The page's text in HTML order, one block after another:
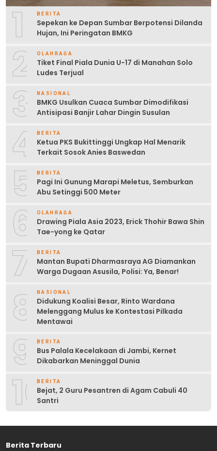
1 BERITA
Sepekan ke Depan Sumbar Berpotensi Dilanda
Hujan, Ini Peringatan BMKG
2 OLAHRAGA
Tiket Final Piala Dunia U-17 di Manahan Solo
Ludes Terjual
3 NASIONAL
BMKG Usulkan Cuaca Sumbar Dimodifikasi
Antisipasi Banjir Lahar Dingin Susulan
4 BERITA
Ketua PKS Bukittinggi Ungkap Hal Menarik
Terkait Sosok Anies Baswedan
5 BERITA
Pagi Ini Gunung Marapi Meletus, Semburkan
Abu Setinggi 500 Meter
6 OLAHRAGA
Drawing Piala Asia 2023, Erick Thohir Bawa Shin
Tae-yong ke Qatar
7 BERITA
Mantan Bupati Dharmasraya AG Diamankan
Warga Dugaan Asusila, Polisi: Ya, Benar!
8 NASIONAL
Didukung Koalisi Besar, Rinto Wardana
Melenggang Mulus ke Kontestasi Pilkada
Mentawai
9 BERITA
Bus Palala Kecelakaan di Jambi, Kernet
Dikabarkan Meninggal Dunia
10BERITA
Bejat, 2 Guru Pesantren di Agam Cabuli 40
Santri
Berita Terbaru